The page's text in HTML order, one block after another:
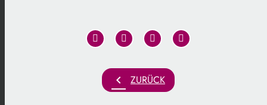
chevron_left ZURÜCK